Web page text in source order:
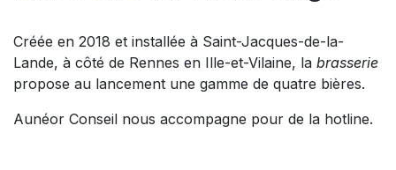
Créée en 2018 et installée à Saint-Jacques-de-la-
Lande, à côté de Rennes en Ille-et-Vilaine, la brasserie
propose au lancement une gamme de quatre bières.
Aunéor Conseil nous accompagne pour de la hotline.